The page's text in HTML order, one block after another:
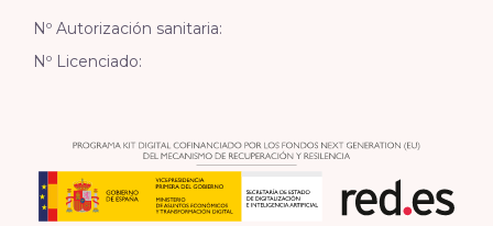
Nº Autorización sanitaria:
Nº Licenciado: